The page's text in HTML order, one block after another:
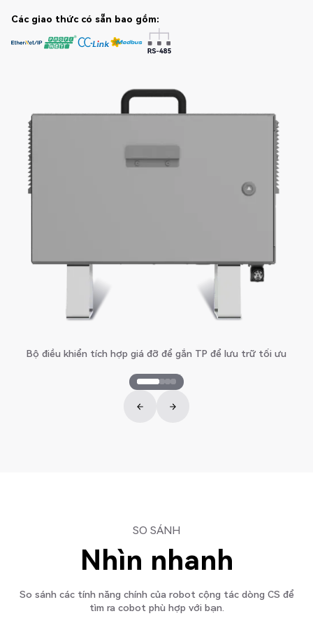
Các giao thức có sẵn bao gồm:
Bộ điều khiển tích hợp giá đỡ để gắn TP để lưu trữ tối ưu
SO SÁNH
Nhìn nhanh
So sánh các tính năng chính của robot cộng tác dòng CS để
tìm ra cobot phù hợp với bạn.